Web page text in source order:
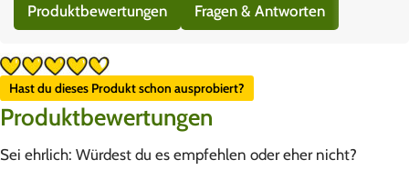
Produktbewertungen Fragen & Antworten
Hast du dieses Produkt schon ausprobiert?
Produktbewertungen
Sei ehrlich: Würdest du es empfehlen oder eher nicht?